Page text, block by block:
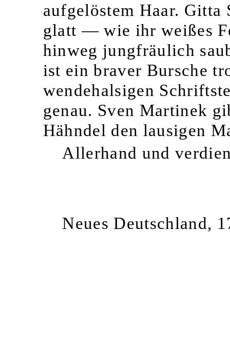
aufgelöstem Haar. Gitta
glatt — wie ihr weißes
hinweg jungfräulich
ist ein braver Bursche
wendehalsigen
genau. Sven Martinek
Hähndel den lausigen
Allerhand und
Neues Deutschland,